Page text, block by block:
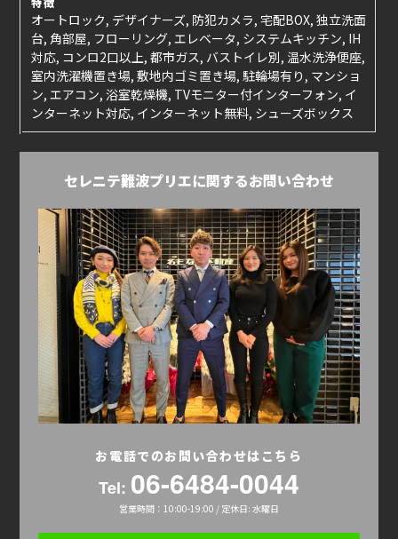
オートロック, デザイナーズ, 防犯カメラ, 宅配BOX, 独立洗面
台, 角部屋, フローリング, エレベータ, システムキッチン, IH
対応, コンロ2口以上, 都市ガス, バストイレ別, 温水洗浄便座,
室内洗濯機置き場, 敷地内ゴミ置き場, 駐輪場有り, マンショ
ン, エアコン, 浴室乾燥機, TVモニター付インターフォン, イ
ンターネット対応, インターネット無料, シューズボックス
セレニテ難波プリエに関するお問い合わせ
お電話でのお問い合わせはこちら
Tel: 06-6484-0044
営業時間：10:00-19:00 / 定休日: 水曜日